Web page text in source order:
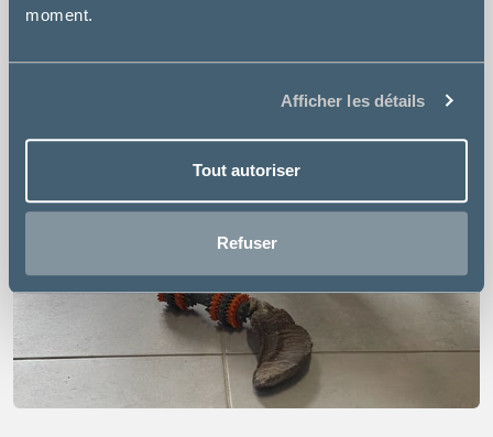
moment.
Afficher les détails
Tout autoriser
Refuser